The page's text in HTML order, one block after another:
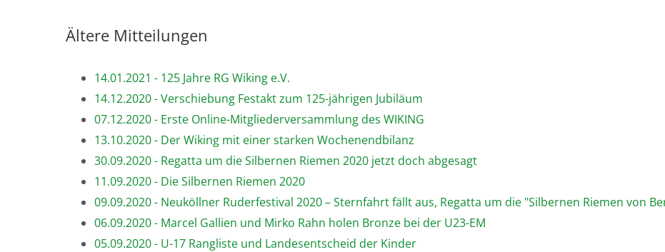
Ältere Mitteilungen
14.01.2021 - 125 Jahre RG Wiking e.V.
14.12.2020 - Verschiebung Festakt zum 125-jährigen Jubiläum
07.12.2020 - Erste Online-Mitgliederversammlung des WIKING
13.10.2020 - Der Wiking mit einer starken Wochenendbilanz
30.09.2020 - Regatta um die Silbernen Riemen 2020 jetzt doch abgesagt
11.09.2020 - Die Silbernen Riemen 2020
09.09.2020 - Neuköllner Ruderfestival 2020 – Sternfahrt fällt aus, Regatta um die "Silbernen Riemen von
06.09.2020 - Marcel Gallien und Mirko Rahn holen Bronze bei der U23-EM
05.09.2020 - U-17 Rangliste und Landesentscheid der Kinder